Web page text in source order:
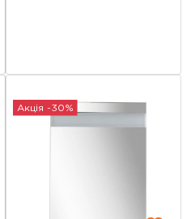
Акція -30%